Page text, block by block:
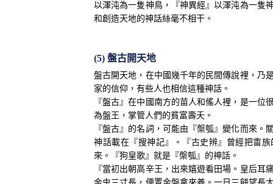
以渾沌為一隻神鳥，『神異經』以渾沌為一隻
和創造天地的神話絲毫不相干。
(5) 盤古開天地
盤古開天地，在中國幾千年的民間傳說裡，乃
家的信仰，有些人也相信這種神話。
『盤古』在中國南方的苗人和傜人裡，是一位
為盤王，掌管人們的貧富壽夭。
『盤古』的名詞，可能由『槃瓠』變化而來。
神話載在『搜神記』。『古史辨』曾經把畬
來。『狗皇歌』就是『槃瓠』的神話。
『當初出朝高辛王，出來嬉遊看田場。皇后耳